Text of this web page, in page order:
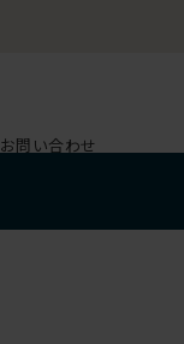
お問い合わせ